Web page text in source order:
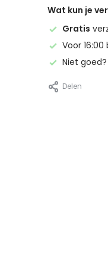
Wat kun je
Gratis
Voor
Niet
Delen